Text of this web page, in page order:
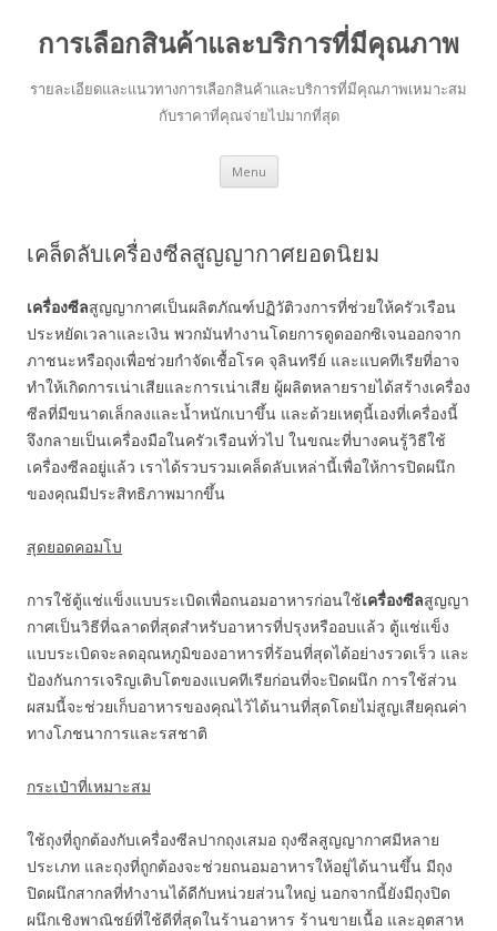
การเลือกสินค้าและบริการที่มีคุณภาพ
รายละเอียดและแนวทางการเลือกสินค้าและบริการที่มีคุณภาพเหมาะสม
กับราคาที่คุณจ่ายไปมากที่สุด
Menu Skip to content
เคล็ดลับเครื่องซีลสูญญากาศยอดนิยม
เครื่องซีลสูญญากาศเป็นผลิตภัณฑ์ปฏิวัติวงการที่ช่วยให้ครัวเรือน
ประหยัดเวลาและเงิน พวกมันทำงานโดยการดูดออกซิเจนออกจาก
ภาชนะหรือถุงเพื่อช่วยกำจัดเชื้อโรค จุลินทรีย์ และแบคทีเรียที่อาจ
ทำให้เกิดการเน่าเสียและการเน่าเสีย ผู้ผลิตหลายรายได้สร้างเครื่อง
ซีลที่มีขนาดเล็กลงและน้ำหนักเบาขึ้น และด้วยเหตุนี้เองที่เครื่องนี้
จึงกลายเป็นเครื่องมือในครัวเรือนทั่วไป ในขณะที่บางคนรู้วิธีใช้
เครื่องซีลอยู่แล้ว เราได้รวบรวมเคล็ดลับเหล่านี้เพื่อให้การปิดผนึก
ของคุณมีประสิทธิภาพมากขึ้น
สุดยอดคอมโบ
การใช้ตู้แช่แข็งแบบระเบิดเพื่อถนอมอาหารก่อนใช้เครื่องซีลสูญญา
กาศเป็นวิธีที่ฉลาดที่สุดสำหรับอาหารที่ปรุงหรืออบแล้ว ตู้แช่แข็ง
แบบระเบิดจะลดอุณหภูมิของอาหารที่ร้อนที่สุดได้อย่างรวดเร็ว และ
ป้องกันการเจริญเติบโตของแบคทีเรียก่อนที่จะปิดผนึก การใช้ส่วน
ผสมนี้จะช่วยเก็บอาหารของคุณไว้ได้นานที่สุดโดยไม่สูญเสียคุณค่า
ทางโภชนาการและรสชาติ
กระเป๋าที่เหมาะสม
ใช้ถุงที่ถูกต้องกับเครื่องซีลปากถุงเสมอ ถุงซีลสูญญากาศมีหลาย
ประเภท และถุงที่ถูกต้องจะช่วยถนอมอาหารให้อยู่ได้นานขึ้น มีถุง
ปิดผนึกสากลที่ทำงานได้ดีกับหน่วยส่วนใหญ่ นอกจากนี้ยังมีถุงปิด
ผนึกเชิงพาณิชย์ที่ใช้ดีที่สุดในร้านอาหาร ร้านขายเนื้อ และอุตสาห